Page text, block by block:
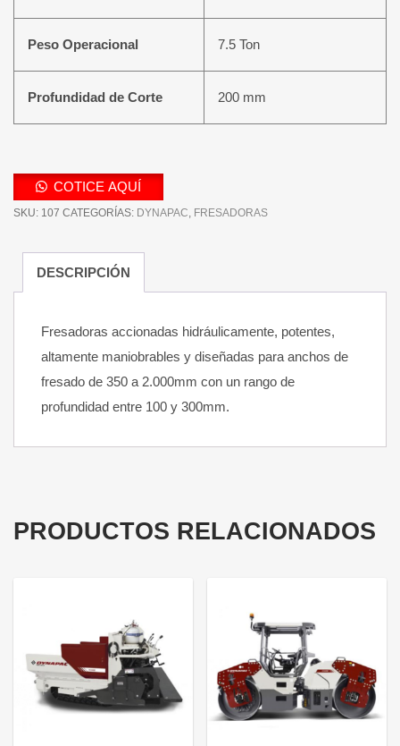
Peso Operacional 7.5 Ton
Profundidad de Corte 200 mm
COTICE AQUÍ
SKU: 107 CATEGORÍAS: DYNAPAC, FRESADORAS
DESCRIPCIÓN
Fresadoras accionadas hidráulicamente, potentes,
altamente maniobrables y diseñadas para anchos de
fresado de 350 a 2.000mm con un rango de
profundidad entre 100 y 300mm.
PRODUCTOS RELACIONADOS